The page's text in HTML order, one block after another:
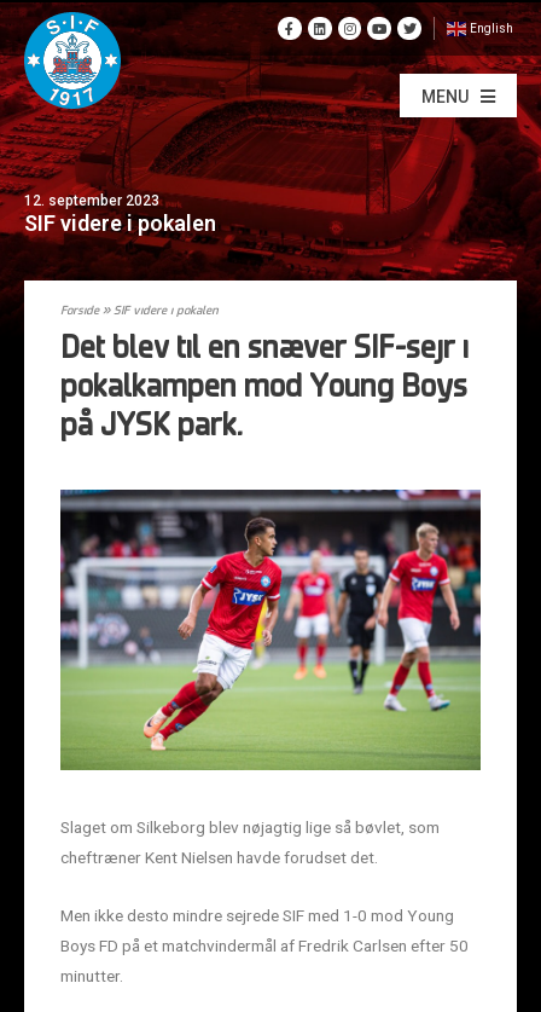
English
MENU
12. september 2023
SIF videre i pokalen
Forside»SIF videre i pokalen
Det blev til en snæver SIF-sejr i
pokalkampen mod Young Boys
på JYSK park.
Slaget om Silkeborg blev nøjagtig lige så bøvlet, som
cheftræner Kent Nielsen havde forudset det.
Men ikke desto mindre sejrede SIF med 1-0 mod Young
Boys FD på et matchvindermål af Fredrik Carlsen efter 50
minutter.